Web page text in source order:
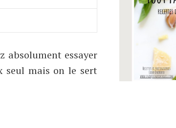
absolument essayer
seul mais on le sert